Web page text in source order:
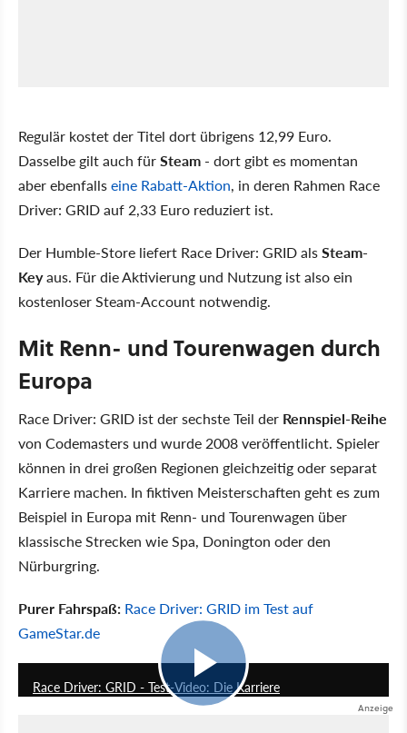
Regulär kostet der Titel dort übrigens 12,99 Euro.
Dasselbe gilt auch fürSteam - dort gibt es momentan
aber ebenfallseine Rabatt-Aktion, in deren Rahmen Race
Driver: GRID auf 2,33 Euro reduziert ist.
Der Humble-Store liefert Race Driver: GRID alsSteam-
Keyaus. Für die Aktivierung und Nutzung ist also ein
kostenloser Steam-Account notwendig.
Mit Renn- und Tourenwagen durch
Europa
Race Driver: GRID ist der sechste Teil der Rennspiel-Reihe
von Codemasters und wurde 2008 veröffentlicht. Spieler
können in drei großen Regionen gleichzeitig oder separat
Karriere machen. In fiktiven Meisterschaften geht es zum
Beispiel in Europa mit Renn- und Tourenwagen über
klassische Strecken wie Spa, Donington oder den
Nürburgring.
Purer Fahrspaß: Race Driver: GRID im Test auf
GameStar.de
Race Driver: GRID - Test-Video: Die Karriere